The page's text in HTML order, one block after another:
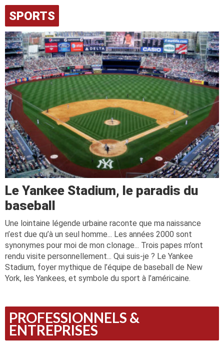
SPORTS
Le Yankee Stadium, le paradis du
baseball
Une lointaine légende urbaine raconte que ma naissance
n’est due qu’à un seul homme... Les années 2000 sont
synonymes pour moi de mon clonage... Trois papes m’ont
rendu visite personnellement... Qui suis-je ? Le Yankee
Stadium, foyer mythique de l’équipe de baseball de New
York, les Yankees, et symbole du sport à l’américaine.
PROFESSIONNELS &
ENTREPRISES